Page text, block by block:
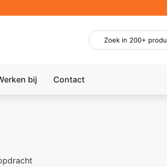
bij Contact